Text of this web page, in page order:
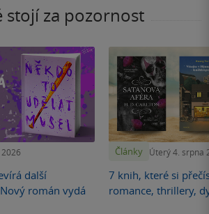
stojí za pozornost
další
román vydá
Články Úterý 4. srpna
7 knih, které si
romance, thrillery,